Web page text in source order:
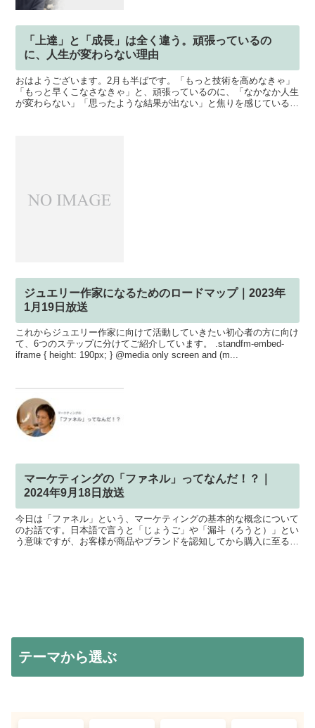
「上達」と「成長」は全く違う。頑張っているの
に、人生が変わらない理由
おはようございます。2月も半ばです。「もっと技術を高めなきゃ」
「もっと早くこなさなきゃ」と、頑張っているのに、「なかなか人生
が変わらない」「思ったような結果が出ない」と焦りを感じている方
ジュエリー作家になるためのロードマップ｜2023年
1月19日放送
これからジュエリー作家に向けて活動していきたい初心者の方に向け
て、6つのステップに分けてご紹介しています。 .standfm-embed-
iframe { height: 190px; } @media only screen and (m...
マーケティングの「ファネル」ってなんだ！？｜
2024年9月18日放送
今日は「ファネル」という、マーケティングの基本的な概念について
のお話です。日本語で言うと「じょうご」や「漏斗（ろうと）」とい
う意味ですが、お客様が商品やブランドを認知してから購入に至るま
テーマから選ぶ